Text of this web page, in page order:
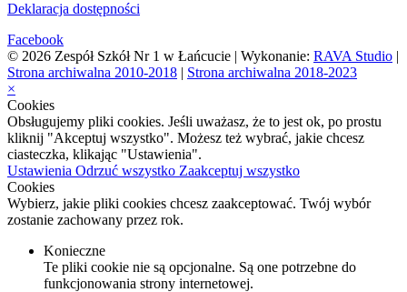
Deklaracja dostępności
Facebook
© 2026 Zespół Szkół Nr 1 w Łańcucie | Wykonanie: RAVA Studio |
Strona archiwalna 2010-2018 | Strona archiwalna 2018-2023
×
Cookies
Obsługujemy pliki cookies. Jeśli uważasz, że to jest ok, po prostu
kliknij "Akceptuj wszystko". Możesz też wybrać, jakie chcesz
ciasteczka, klikając "Ustawienia".
Ustawienia Odrzuć wszystko Zaakceptuj wszystko
Cookies
Wybierz, jakie pliki cookies chcesz zaakceptować. Twój wybór
zostanie zachowany przez rok.
Konieczne
Te pliki cookie nie są opcjonalne. Są one potrzebne do
funkcjonowania strony internetowej.